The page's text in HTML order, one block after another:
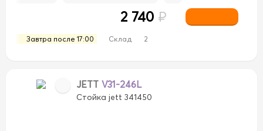
Завтра после 17:00 Склад 2
2 740 ₽
JETT V31-246L
Стойка jett 341450